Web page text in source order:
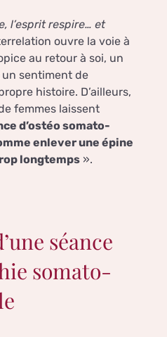
l’esprit respire… et
ouvre la voie à
au retour à soi, un
sentiment de
histoire. D’ailleurs,
femmes laissent
d’ostéo somato-
enlever une épine
longtemps ».
séance
somato-